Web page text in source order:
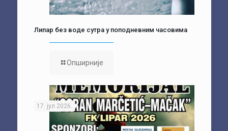
Липар без воде сутра у поподневним часовима
Опширније
17. јул 2026.